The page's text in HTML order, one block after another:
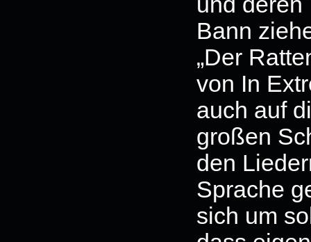
Bann
„Der
von In
auch auf
großen
den
Sprache
sich um